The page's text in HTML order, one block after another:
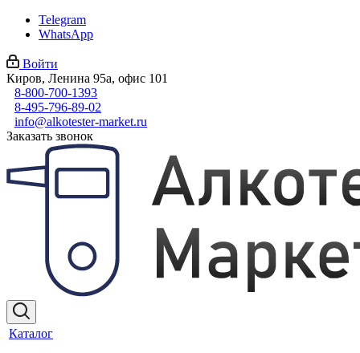
Telegram
WhatsApp
Войти
Киров, Ленина 95а, офис 101
8-800-700-1393
8-495-796-89-02
info@alkotester-market.ru
Заказать звонок
Каталог